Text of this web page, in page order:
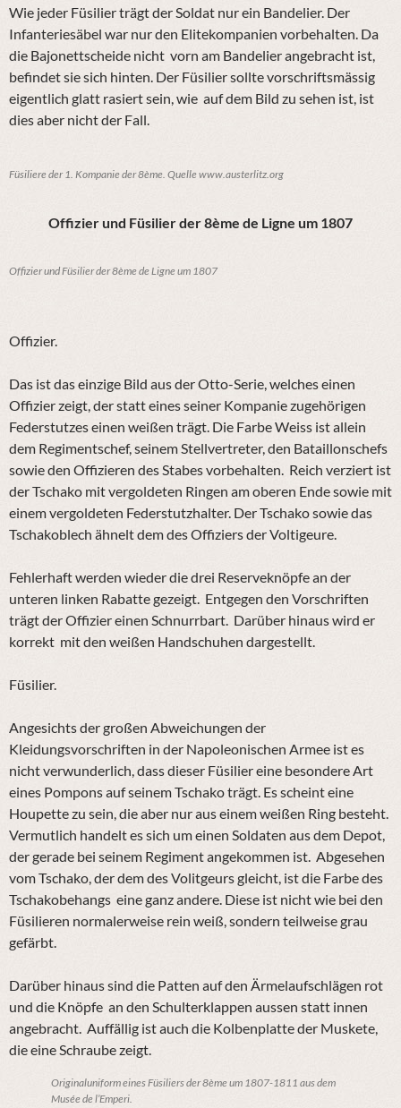
Wie jeder Füsilier trägt der Soldat nur ein Bandelier. Der
Infanteriesäbel war nur den Elitekompanien vorbehalten. Da
die Bajonettscheide nicht vorn am Bandelier angebracht ist,
befindet sie sich hinten. Der Füsilier sollte vorschriftsmässig
eigentlich glatt rasiert sein, wie auf dem Bild zu sehen ist, ist
dies aber nicht der Fall.
Füsiliere der 1. Kompanie der 8ème. Quelle www.austerlitz.org
Offizier und Füsilier der 8ème de Ligne um 1807
Offizier und Füsilier der 8ème de Ligne um 1807
Offizier.
Das ist das einzige Bild aus der Otto-Serie, welches einen
Offizier zeigt, der statt eines seiner Kompanie zugehörigen
Federstutzes einen weißen trägt. Die Farbe Weiss ist allein
dem Regimentschef, seinem Stellvertreter, den Bataillonschefs
sowie den Offizieren des Stabes vorbehalten. Reich verziert ist
der Tschako mit vergoldeten Ringen am oberen Ende sowie mit
einem vergoldeten Federstutzhalter. Der Tschako sowie das
Tschakoblech ähnelt dem des Offiziers der Voltigeure.
Fehlerhaft werden wieder die drei Reserveknöpfe an der
unteren linken Rabatte gezeigt. Entgegen den Vorschriften
trägt der Offizier einen Schnurrbart. Darüber hinaus wird er
korrekt mit den weißen Handschuhen dargestellt.
Füsilier.
Angesichts der großen Abweichungen der
Kleidungsvorschriften in der Napoleonischen Armee ist es
nicht verwunderlich, dass dieser Füsilier eine besondere Art
eines Pompons auf seinem Tschako trägt. Es scheint eine
Houpette zu sein, die aber nur aus einem weißen Ring besteht.
Vermutlich handelt es sich um einen Soldaten aus dem Depot,
der gerade bei seinem Regiment angekommen ist. Abgesehen
vom Tschako, der dem des Volitgeurs gleicht, ist die Farbe des
Tschakobehangs eine ganz andere. Diese ist nicht wie bei den
Füsilieren normalerweise rein weiß, sondern teilweise grau
gefärbt.
Darüber hinaus sind die Patten auf den Ärmelaufschlägen rot
und die Knöpfe an den Schulterklappen aussen statt innen
angebracht. Auffällig ist auch die Kolbenplatte der Muskete,
die eine Schraube zeigt.
Originaluniform eines Füsiliers der 8ème um 1807-1811 aus dem
Musée de l’Emperi.